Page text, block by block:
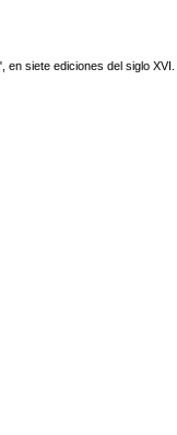
siete ediciones del siglo XVI.